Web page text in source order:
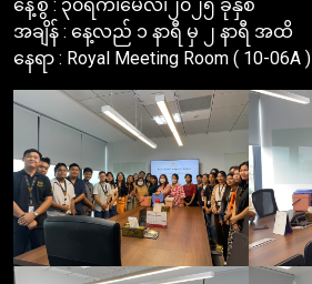
နေ့စွဲ : ၃၀ရက်၊မေလ၊၂၀၂၅ ခုနှစ်
အချိန် : နေ့လည် ၁ နာရီ မှ ၂ နာရီ အထိ
နေရာ : Royal Meeting Room ( 10-06A )